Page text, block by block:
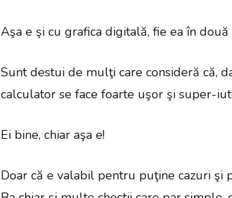
Aşa e şi cu grafica digitală, fie ea în
Sunt destui de mulţi care consideră că,
calculator se face foarte uşor şi super-
Ei bine, chiar aşa e!
Doar că e valabil pentru puţine cazuri şi